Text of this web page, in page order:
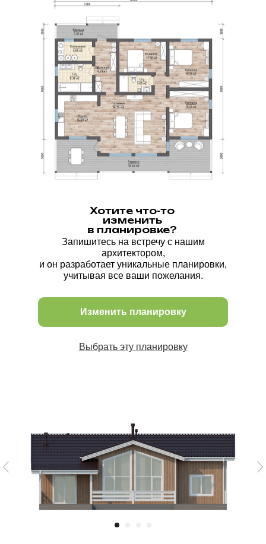
Хотите что-то
изменить
в планировке?
Выбрать эту планировку
Запишитесь на встречу с нашим
архитектором,
и он разработает уникальные планировки,
учитывая все ваши пожелания.
Изменить планировку